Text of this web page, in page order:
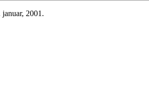
januar, 2001.